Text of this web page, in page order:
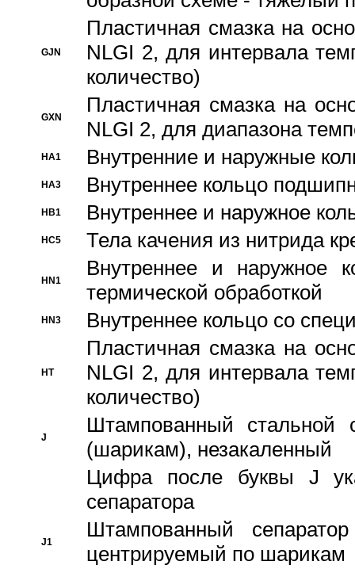
GJN
Пластичная смазка на
NLGI 2, для интервала
количество)
GXN
Пластичная смазка на
NLGI 2, для диапазона
HA1 Внутренние и наружные
HA3 Bнутреннее кольцо
HB1 Bнутреннее и наружное
HC5 Тела качения из нитрида
HN1
Bнутреннее и наружное
термической обработкой
HN3 Внутреннее кольцо со
HT
Пластичная смазка на
NLGI 2, для интервала
количество)
J
Штампованный стальной
(шарикам), незакаленный
Цифра после буквы J
сепаратора
J1
Штампованный
центрируемый по шарикам